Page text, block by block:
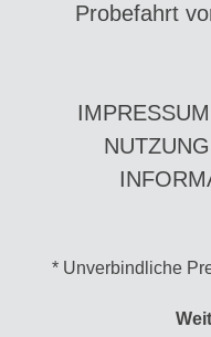
Probefahrt
IMPRESSUM
* Unverbindliche